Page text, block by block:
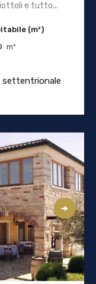
e tutto...
(m²)
m²
settentrionale